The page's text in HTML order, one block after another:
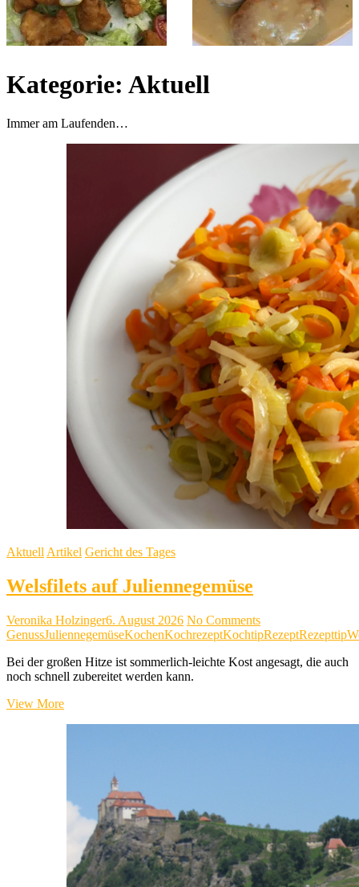
Kategorie: Aktuell
Immer am Laufenden…
Aktuell Artikel Gericht des Tages
Welsfilets auf Juliennegemüse
Veronika Holzinger6. August 2026 No Comments
GenussJuliennegemüseKochenKochrezeptKochtipRezeptRezepttip
Bei der großen Hitze ist sommerlich-leichte Kost angesagt, die auch
noch schnell zubereitet werden kann.
View MoreWelsfilets